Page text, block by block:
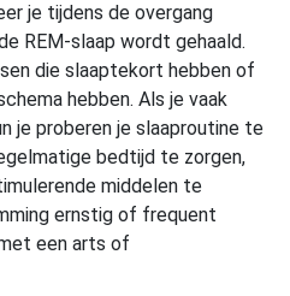
je tijdens de overgang
REM-slaap wordt gehaald.
die slaaptekort hebben of
hebben. Als je vaak
je proberen je slaaproutine te
bedtijd te zorgen,
middelen te
ernstig of frequent
een arts of